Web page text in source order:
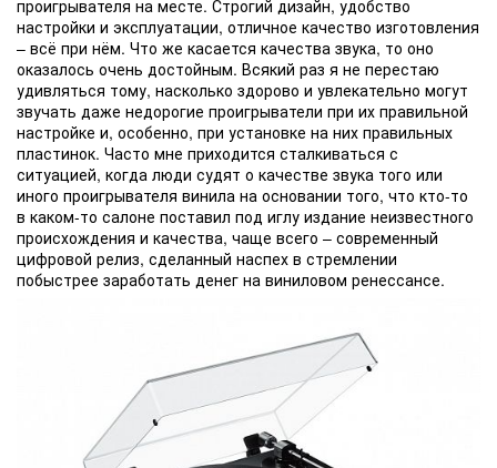
проигрывателя на месте. Строгий дизайн, удобство
настройки и эксплуатации, отличное качество изготовления
– всё при нём. Что же касается качества звука, то оно
оказалось очень достойным. Всякий раз я не перестаю
удивляться тому, насколько здорово и увлекательно могут
звучать даже недорогие проигрыватели при их правильной
настройке и, особенно, при установке на них правильных
пластинок. Часто мне приходится сталкиваться с
ситуацией, когда люди судят о качестве звука того или
иного проигрывателя винила на основании того, что кто-то
в каком-то салоне поставил под иглу издание неизвестного
происхождения и качества, чаще всего – современный
цифровой релиз, сделанный наспех в стремлении
побыстрее заработать денег на виниловом ренессансе.